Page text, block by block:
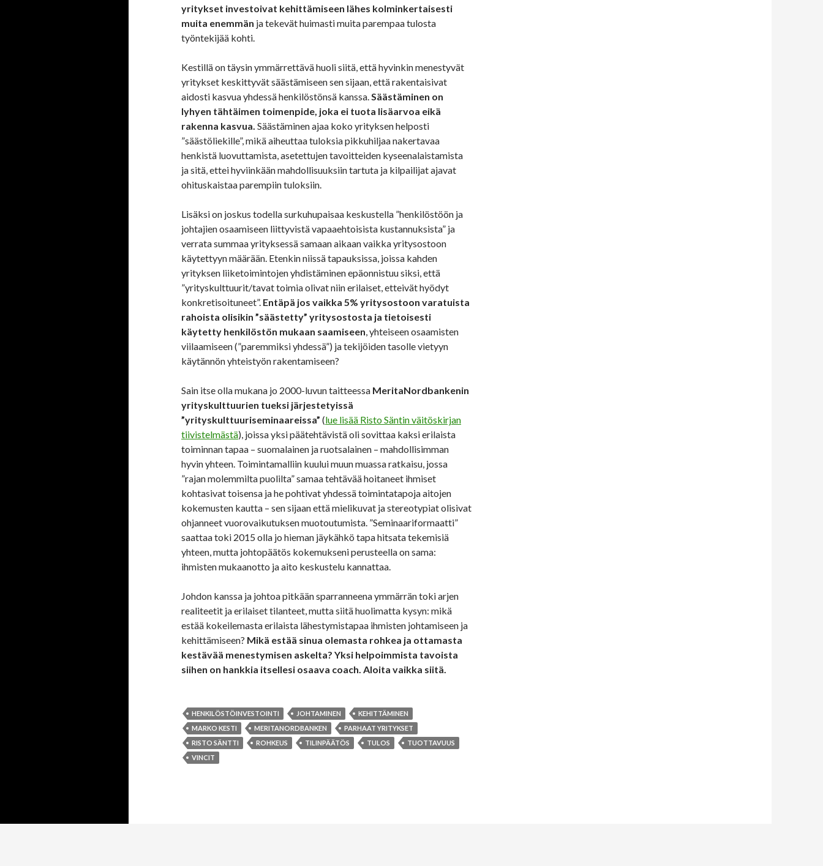
yritykset investoivat kehittämiseen lähes kolminkertaisesti
muita enemmän ja tekevät huimasti muita parempaa tulosta
työntekijää kohti.
Kestillä on täysin ymmärrettävä huoli siitä, että hyvinkin menestyvät
yritykset keskittyvät säästämiseen sen sijaan, että rakentaisivat
aidosti kasvua yhdessä henkilöstönsä kanssa.Säästäminen on
lyhyen tähtäimen toimenpide, joka ei tuota lisäarvoa eikä
rakenna kasvua. Säästäminen ajaa koko yrityksen helposti
”säästöliekille”, mikä aiheuttaa tuloksia pikkuhiljaa nakertavaa
henkistä luovuttamista, asetettujen tavoitteiden kyseenalaistamista
ja sitä, ettei hyviinkään mahdollisuuksiin tartuta ja kilpailijat ajavat
ohituskaistaa parempiin tuloksiin.
Lisäksi on joskus todella surkuhupaisaa keskustella ”henkilöstöön ja
johtajien osaamiseen liittyvistä vapaaehtoisista kustannuksista” ja
verrata summaa yrityksessä samaan aikaan vaikka yritysostoon
käytettyyn määrään. Etenkin niissä tapauksissa, joissa kahden
yrityksen liiketoimintojen yhdistäminen epäonnistuu siksi, että
”yrityskulttuurit/tavat toimia olivat niin erilaiset, etteivät hyödyt
konkretisoituneet”. Entäpä jos vaikka 5% yritysostoon varatuista
rahoista olisikin ”säästetty” yritysostosta ja tietoisesti
käytetty henkilöstön mukaan saamiseen, yhteiseen osaamisten
viilaamiseen (”paremmiksi yhdessä”) ja tekijöiden tasolle vietyyn
käytännön yhteistyön rakentamiseen?
Sain itse olla mukana jo 2000-luvun taitteessa MeritaNordbankenin
yrityskulttuurien tueksi järjestetyissä
”yrityskulttuuriseminaareissa” (lue lisää Risto Säntin väitöskirjan
tiivistelmästä), joissa yksi päätehtävistä oli sovittaa kaksi erilaista
toiminnan tapaa – suomalainen ja ruotsalainen – mahdollisimman
hyvin yhteen. Toimintamalliin kuului muun muassa ratkaisu, jossa
”rajan molemmilta puolilta” samaa tehtävää hoitaneet ihmiset
kohtasivat toisensa ja he pohtivat yhdessä toimintatapoja aitojen
kokemusten kautta – sen sijaan että mielikuvat ja stereotypiat olisivat
ohjanneet vuorovaikutuksen muotoutumista. ”Seminaariformaatti”
saattaa toki 2015 olla jo hieman jäykähkö tapa hitsata tekemisiä
yhteen, mutta johtopäätös kokemukseni perusteella on sama:
ihmisten mukaanotto ja aito keskustelu kannattaa.
Johdon kanssa ja johtoa pitkään sparranneena ymmärrän toki arjen
realiteetit ja erilaiset tilanteet, mutta siitä huolimatta kysyn: mikä
estää kokeilemasta erilaista lähestymistapaa ihmisten johtamiseen ja
kehittämiseen? Mikä estää sinua olemasta rohkea ja ottamasta
kestävää menestymisen askelta? Yksi helpoimmista tavoista
siihen on hankkia itsellesi osaava coach. Aloita vaikka siitä.
HENKILÖSTÖINVESTOINTI JOHTAMINEN
KEHITTÄMINEN
MARKO KESTI
MERITANORDBANKEN
PARHAAT YRITYKSET
RISTO SÄNTTI
ROHKEUS TILINPÄÄTÖS TULOS
TUOTTAVUUS
VINCIT